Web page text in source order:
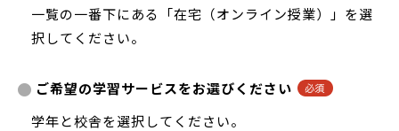
一覧の一番下にある「在宅（オンライン授業）」を選
択してください。
ご希望の学習サービスをお選びください
学年と校舎を選択してください。